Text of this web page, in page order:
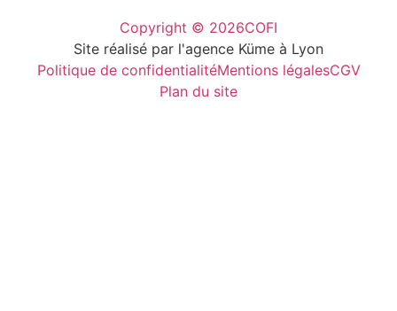
Copyright © 2026COFI
Site réalisé par l'agence Küme à Lyon
Politique de confidentialitéMentions légalesCGV
Plan du site